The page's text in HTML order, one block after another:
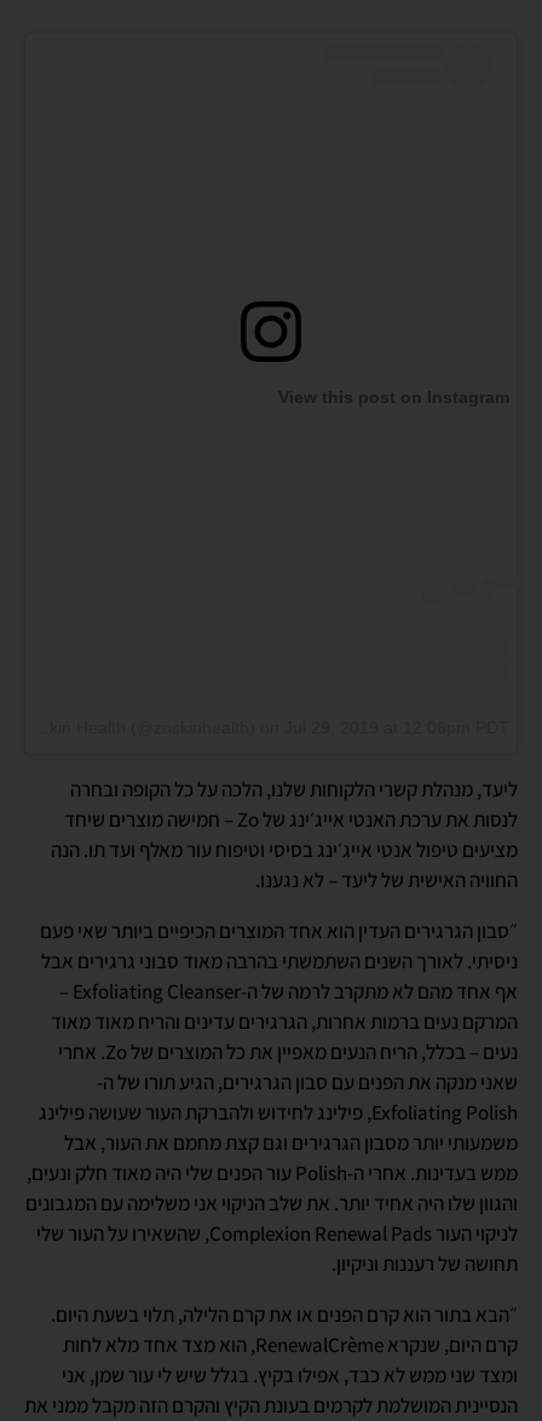
View this post on Instagram
ליעד, מנהלת קשרי הלקוחות שלנו, הלכה על כל הקופה ובחרה
לנסות את ערכת האנטי אייג׳ינג של Zo – חמישה מוצרים שיחד
מציעים טיפול אנטי אייג׳ינג בסיסי וטיפוח עור מאלף ועד תו. הנה
החוויה האישית של ליעד – לא נגענו.
״סבון הגרגירים העדין הוא אחד המוצרים הכיפיים ביותר שאי פעם
ניסיתי. לאורך השנים השתמשתי בהרבה מאוד סבוני גרגירים אבל
אף אחד מהם לא מתקרב לרמה של ה-Exfoliating Cleanser –
המרקם נעים ברמות אחרות, הגרגירים עדינים והריח מאוד מאוד
נעים – בכלל, הריח הנעים מאפיין את כל המוצרים של Zo. אחרי
שאני מנקה את הפנים עם סבון הגרגירים, הגיע תורו של ה-
Exfoliating Polish, פילינג לחידוש ולהברקת העור שעושה פילינג
משמעותי יותר מסבון הגרגירים וגם קצת מחמם את העור, אבל
ממש בעדינות. אחרי ה-Polish עור הפנים שלי היה מאוד חלק ונעים,
והגוון שלו היה אחיד יותר. את שלב הניקוי אני משלימה עם המגבונים
לניקוי העור Complexion Renewal Pads, שהשאירו על העור שלי
תחושה של רעננות וניקיון.
״הבא בתור הוא קרם הפנים או את קרם הלילה, תלוי בשעת היום.
קרם היום, שנקרא RenewalCrème, הוא מצד אחד מלא לחות
ומצד שני ממש לא כבד, אפילו בקיץ. בגלל שיש לי עור שמן, אני
הנסיינית המושלמת לקרמים בעונת הקיץ והקרם הזה מקבל ממני את